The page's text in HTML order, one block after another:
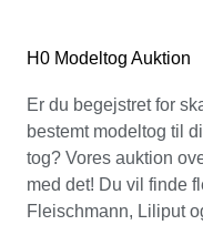
H0 Modeltog Auktion
Er du begejstret for
bestemt modeltog til
tog? Vores auktion
med det! Du vil finde
Fleischmann, Liliput